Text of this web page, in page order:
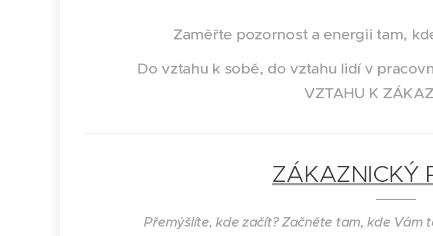
Zaměřte pozornost a energii tam,
Do vztahu k sobě, do vztahu lidí v
VZTAHU K
ZÁKAZNICKÝ
Přemýšlíte, kde začít? Začněte tam, kde Vám